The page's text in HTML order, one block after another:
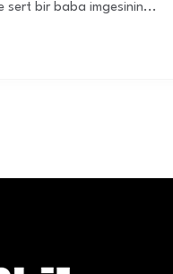
sert bir baba imgesinin...